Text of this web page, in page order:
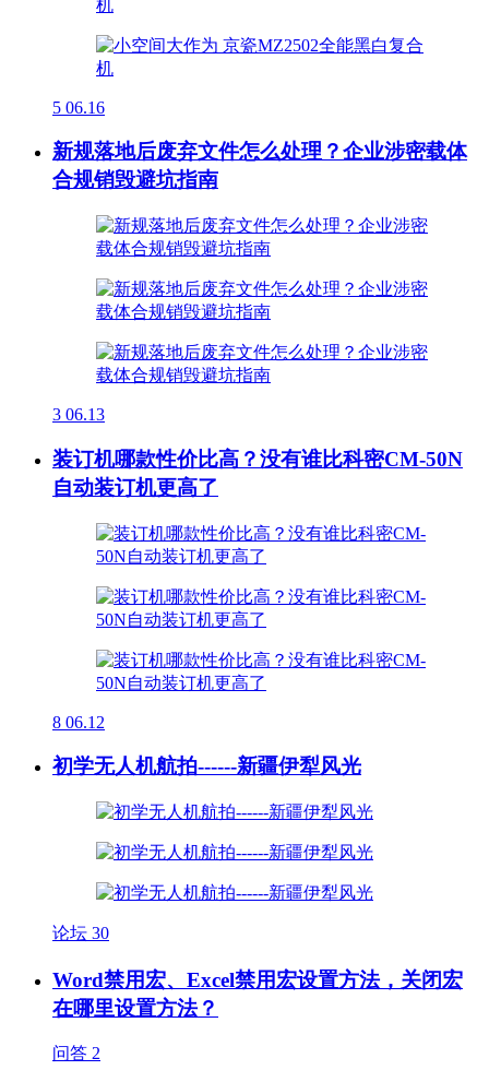
5 06.16
新规落地后废弃文件怎么处理？企业涉密载体
合规销毁避坑指南
3 06.13
装订机哪款性价比高？没有谁比科密CM-50N
自动装订机更高了
8 06.12
初学无人机航拍------新疆伊犁风光
论坛 30
Word禁用宏、Excel禁用宏设置方法，关闭宏
在哪里设置方法？
问答 2